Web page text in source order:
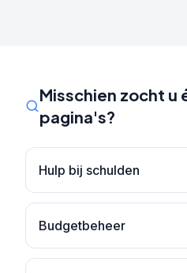
Misschien zocht u
pagina's?
Hulp bij schulden
Budgetbeheer